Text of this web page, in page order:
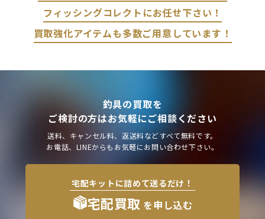
フィッシングコレクトにお任せ下さい！
買取強化アイテムも多数ご用意しています！
釣具の買取を
ご検討の方はお気軽にご相談ください
送料、キャンセル料、返送料などすべて無料です。
お電話、LINEからもお気軽にお問い合わせ下さい。
宅配キットに詰めて送るだけ！
宅配買取 を申し込む